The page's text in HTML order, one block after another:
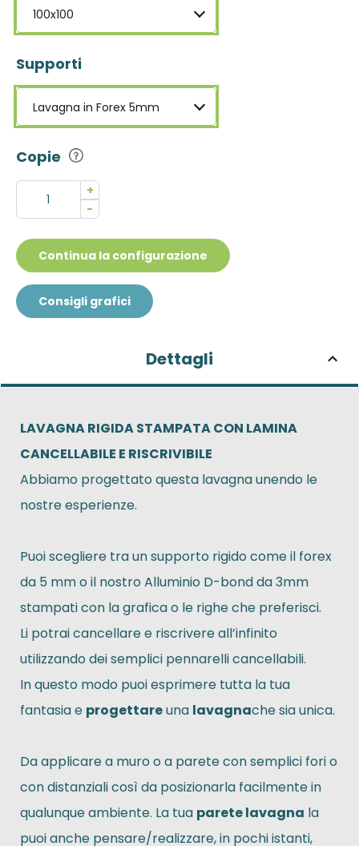
100x100
Supporti
Lavagna in Forex 5mm
Copie
+
-
Continua la configurazione
Consigli grafici
Dettagli
LAVAGNA RIGIDA STAMPATA CON LAMINA
CANCELLABILE E RISCRIVIBILE
Abbiamo progettato questa lavagna unendo le
nostre esperienze.
Puoi scegliere tra un supporto rigido come il forex
da 5 mm o il nostro Alluminio D-bond da 3mm
stampati con la grafica o le righe che preferisci.
Li potrai cancellare e riscrivere all’infinito
utilizzando dei semplici pennarelli cancellabili.
In questo modo puoi esprimere tutta la tua
fantasia e progettareuna lavagnache sia unica.
Da applicare a muro o a parete con semplici fori o
con distanziali così da posizionarla facilmente in
qualunque ambiente. La tua parete lavagna la
puoi anche pensare/realizzare, in pochi istanti,